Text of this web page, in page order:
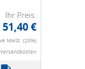
Ihr Preis:
51,40 €
MwSt. (20%)